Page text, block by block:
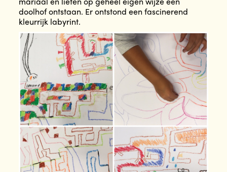
doolhof ontstaan. Er ontstond een fascinerend
kleurrijk labyrint.